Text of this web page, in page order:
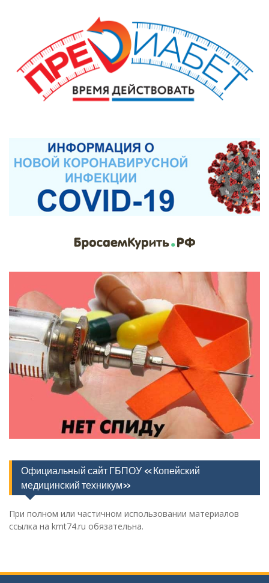
Официальный сайт ГБПОУ «Копейский
медицинский техникум»
При полном или частичном использовании материалов
ссылка на kmt74.ru обязательна.